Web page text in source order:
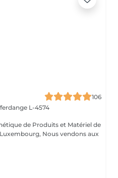
106
L-4574
de Produits et Matériel de
vendons aux